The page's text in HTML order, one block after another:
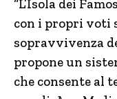
“L’Isola dei
con i propri voti
sopravvivenza
propone un
che consente al